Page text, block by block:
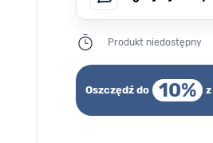
Produkt niedostępny
Oszczędź do 10%